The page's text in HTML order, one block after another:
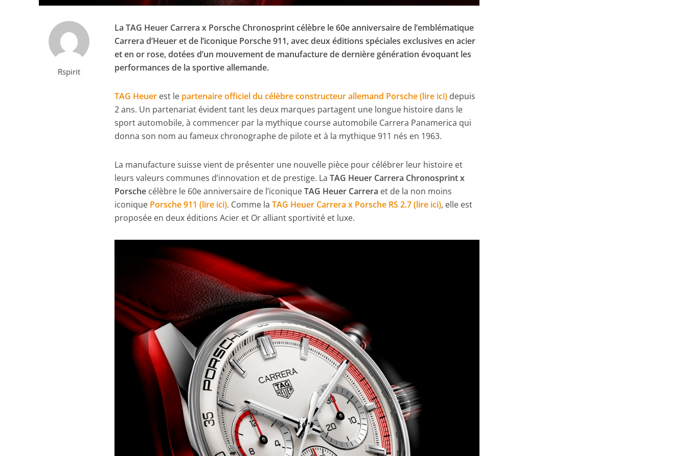
Rspirit
La TAG Heuer Carrera x Porsche Chronosprint célèbre le 60e anniversaire de l’emblématique
Carrera d’Heuer et de l’iconique Porsche 911, avec deux éditions spéciales exclusives en acier
et en or rose, dotées d’un mouvement de manufacture de dernière génération évoquant les
performances de la sportive allemande.
TAG Heuer est le partenaire officiel du célèbre constructeur allemand Porsche (lire ici) depuis
2 ans. Un partenariat évident tant les deux marques partagent une longue histoire dans le
sport automobile, à commencer par la mythique course automobile Carrera Panamerica qui
donna son nom au fameux chronographe de pilote et à la mythique 911 nés en 1963.
La manufacture suisse vient de présenter une nouvelle pièce pour célébrer leur histoire et
leurs valeurs communes d’innovation et de prestige. LaTAG Heuer Carrera Chronosprint x
Porsche célèbre le 60e anniversaire de l’iconiqueTAG Heuer Carrera et de la non moins
iconique Porsche 911 (lire ici). Comme laTAG Heuer Carrera x Porsche RS 2.7 (lire ici), elle est
proposée en deux éditions Acier et Or alliant sportivité et luxe.